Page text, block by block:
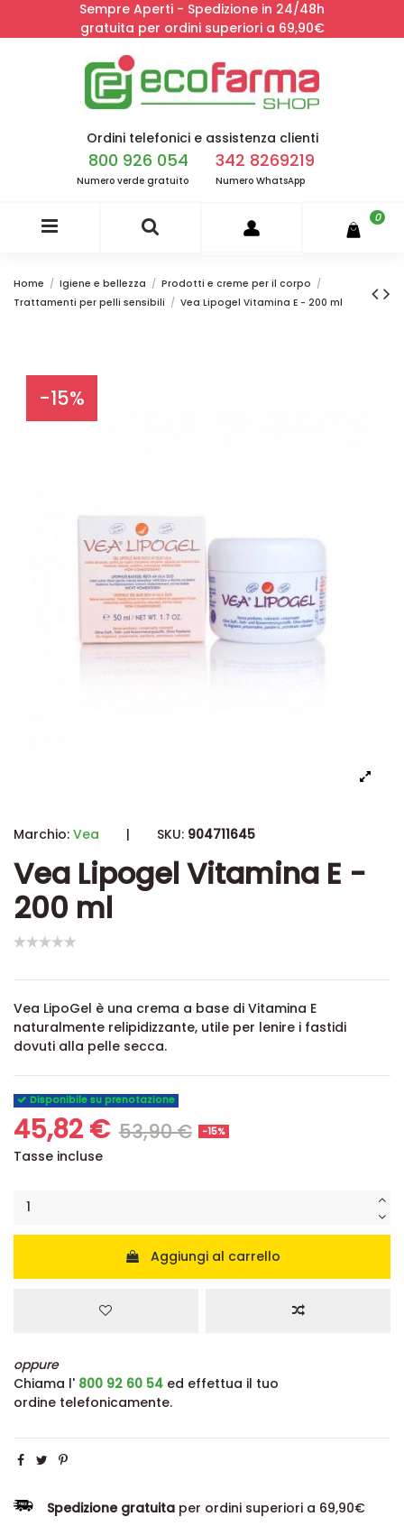
Sempre Aperti - Spedizione in 24/48h
gratuita per ordini superiori a 69,90€
Ordini telefonici e assistenza clienti
800 926 054
Numero verde gratuito
342 8269219
Numero WhatsApp
0
Home Igiene e bellezza
Prodotti e creme per il corpo
Trattamenti per pelli sensibili
Vea Lipogel Vitamina E - 200 ml
-15%
Marchio: Vea | SKU: 904711645
Vea Lipogel Vitamina E -
200 ml
Vea LipoGel è una crema a base di Vitamina E
naturalmente relipidizzante, utile per lenire i fastidi
dovuti alla pelle secca.
Disponibile su prenotazione
45,82 € 53,90 € -15%
Tasse incluse
Aggiungi al carrello
oppure
Chiama l' 800 92 60 54 ed effettua il tuo
ordine telefonicamente.
Spedizione gratuita per ordini superiori a 69,90€